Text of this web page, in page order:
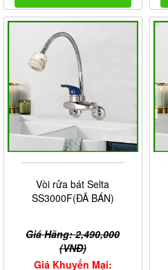
Vòi rửa bát Selta
SS3000F(ĐÃ BÁN)
Giá Hãng: 2,490,000
(VNĐ)
Giá Khuyến Mại: